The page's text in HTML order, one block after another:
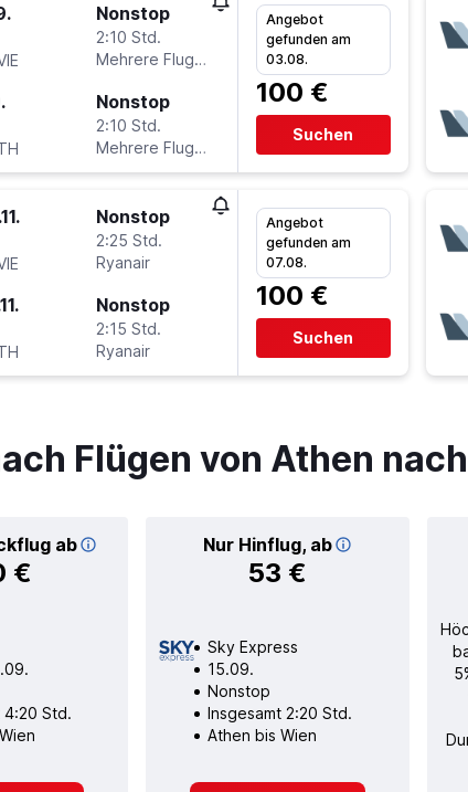
Nonstop
2:10 Std.
Mehrere Fluglinien
Nonstop
2:10 Std.
Mehrere Fluglinien
Angebot
gefunden am
03.08.
100 €
Suchen
Nonstop
2:25 Std.
Ryanair
Nonstop
2:15 Std.
Ryanair
Angebot
gefunden am
07.08.
100 €
Suchen
Flügen von Athen
ab
€
Nur Hinflug, ab
53 €
4:20 Std.
Sky Express
15.09.
Nonstop
Insgesamt 2:20 Std.
Athen bis Wien